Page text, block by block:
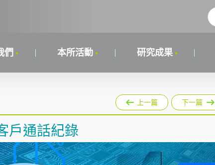
們 本所活動 研究成果
上一篇 下一篇
戶通話紀錄